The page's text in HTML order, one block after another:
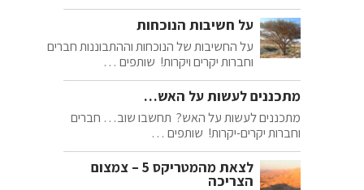
על חשיבות הנוכחות
על החשיבות של הנוכחות וההתבוננות חברים
וחברות יקרים ויקרות! שותפים …
מתכננים לעשות על האש…
מתכננים לעשות על האש? תחשבו שוב… חברים
וחברות יקרים-יקרות! שותפים …
לצאת מהמטריקס 5 – צמצום
הצריכה